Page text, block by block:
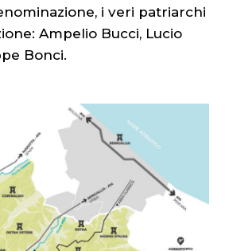
i veri patriarchi
Ampelio Bucci, Lucio
Bonci.